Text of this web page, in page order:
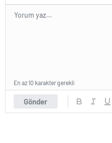
Bağlılıklarıyla Kamuoyunca
Yakinen Bilinen Gazeteci
Gönder
En az 10 karakter gerekli